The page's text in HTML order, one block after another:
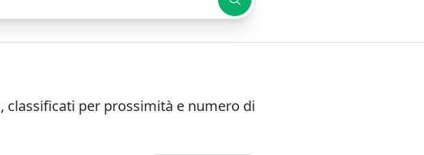
per prossimità e numero di